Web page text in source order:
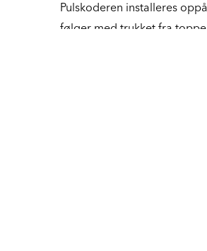
Pulskoderen installeres
følger med trukket fra